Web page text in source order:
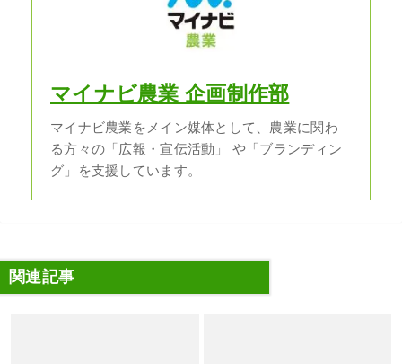
マイナビ農業 企画制作部
マイナビ農業をメイン媒体として、農業に関わ
る方々の「広報・宣伝活動」 や「ブランディン
グ」を支援しています。
関連記事